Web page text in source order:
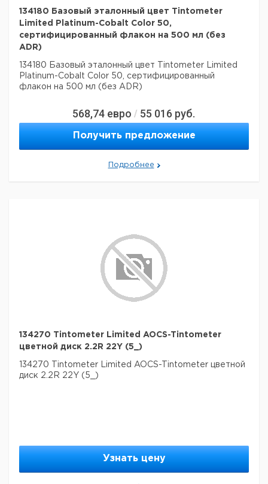
134180 Базовый эталонный цвет Tintometer
Limited Platinum-Cobalt Color 50,
сертифицированный флакон на 500 мл (без
ADR)
134180 Базовый эталонный цвет Tintometer Limited
Platinum-Cobalt Color 50, сертифицированный
флакон на 500 мл (без ADR)
568,74 евро / 55 016 руб.
Получить предложение
Подробнее
134270 Tintometer Limited AOCS-Tintometer
цветной диск 2.2R 22Y (5_)
134270 Tintometer Limited AOCS-Tintometer цветной
диск 2.2R 22Y (5_)
Узнать цену